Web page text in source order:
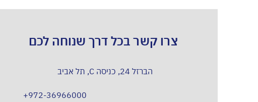
צרו קשר בכל דרך שנוחה לכם
הברזל 24, כניסה C, תל אביב
+972-36966000